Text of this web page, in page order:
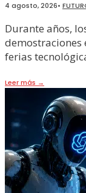
4 agosto, 2026•
Durante años,
demostraciones
ferias
Leer más →